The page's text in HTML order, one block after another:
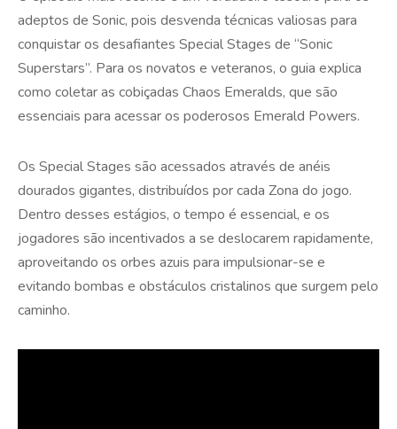
adeptos de Sonic, pois desvenda técnicas valiosas para
conquistar os desafiantes Special Stages de “Sonic
Superstars”. Para os novatos e veteranos, o guia explica
como coletar as cobiçadas Chaos Emeralds, que são
essenciais para acessar os poderosos Emerald Powers.
Os Special Stages são acessados através de anéis
dourados gigantes, distribuídos por cada Zona do jogo.
Dentro desses estágios, o tempo é essencial, e os
jogadores são incentivados a se deslocarem rapidamente,
aproveitando os orbes azuis para impulsionar-se e
evitando bombas e obstáculos cristalinos que surgem pelo
caminho.